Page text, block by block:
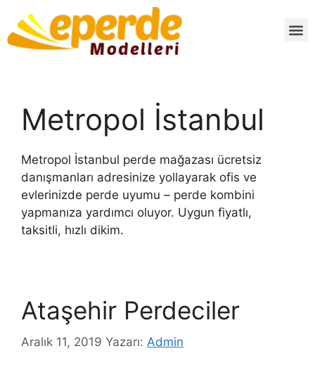
Metropol İstanbul
Metropol İstanbul perde mağazası ücretsiz
danışmanları adresinize yollayarak ofis ve
evlerinizde perde uyumu – perde kombini
yapmanıza yardımcı oluyor. Uygun fiyatlı,
taksitli, hızlı dikim.
Ataşehir Perdeciler
Aralık 11, 2019 Yazarı: Admin